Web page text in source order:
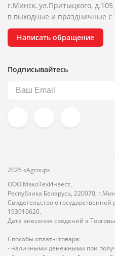
г.Минск, ул.Притыцкого,
в выходные и праздничные с
Написать обращение
Подписывайтесь
2026 «Agroup»
ООО МакоТехИнвест,
Республика Беларусь, 220070,
Свидетельство о
193910620.
Дата внесения сведений в
Способы оплаты товара:
- наличными денежными при